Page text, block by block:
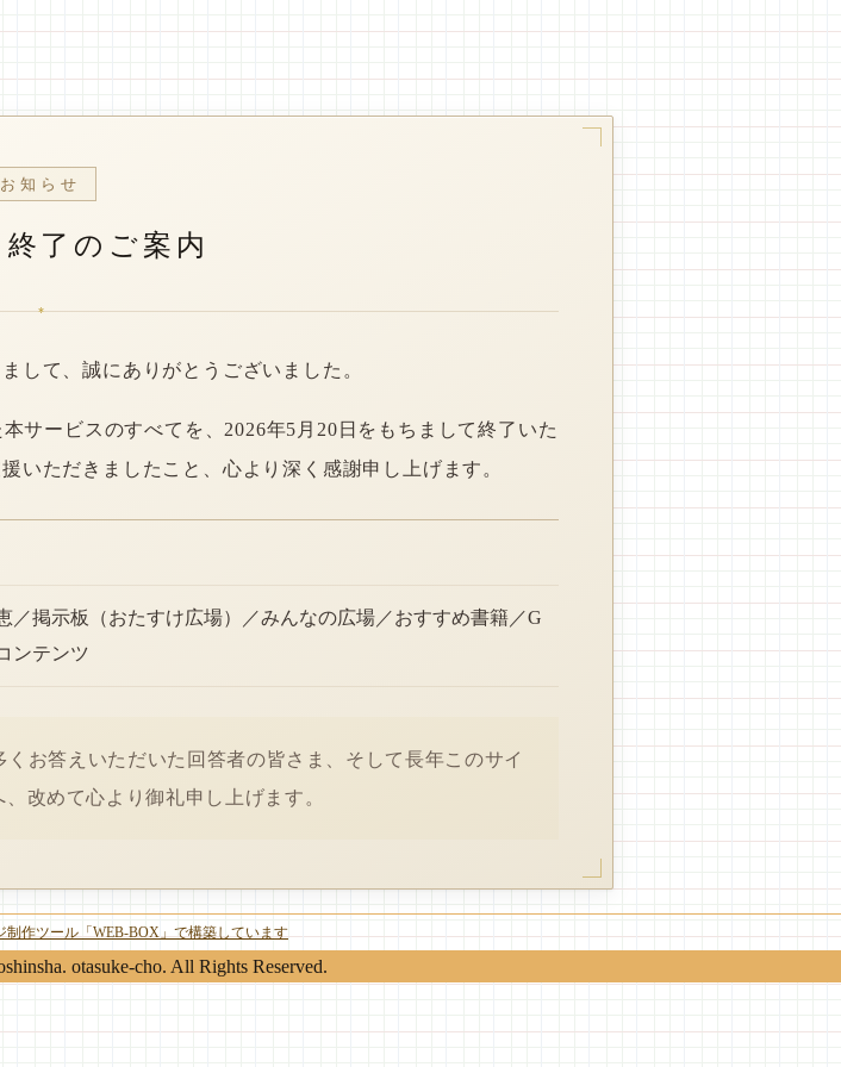
お知らせ
了のご案内
*
して、誠にありがとうございました。
サービスのすべてを、2026年5月20日をもちまして終了いた
いただきましたこと、心より深く感謝申し上げます。
／掲示板（おたすけ広場）／みんなの広場／おすすめ書籍／G
ンテンツ
お答えいただいた回答者の皆さま、そして長年このサイ
改めて心より御礼申し上げます。
作ツール「WEB-BOX」で構築しています
otasuke-cho. All Rights Reserved.